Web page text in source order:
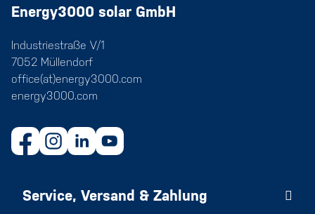
Energy3000 solar GmbH
Industriestraße V/1
7052 Müllendorf
office(at)energy3000.com
energy3000.com
Service, Versand & Zahlung